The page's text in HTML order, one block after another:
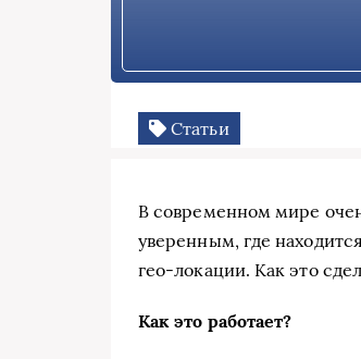
Статьи
В современном мире
уверенным, где
гео-локации. Как это
Как это работает?